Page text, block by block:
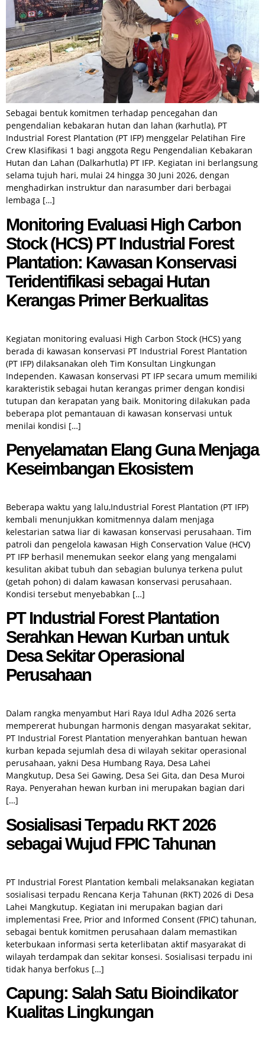
Sebagai bentuk komitmen terhadap pencegahan dan
pengendalian kebakaran hutan dan lahan (karhutla), PT
Industrial Forest Plantation (PT IFP) menggelar Pelatihan Fire
Crew Klasifikasi 1 bagi anggota Regu Pengendalian Kebakaran
Hutan dan Lahan (Dalkarhutla) PT IFP. Kegiatan ini berlangsung
selama tujuh hari, mulai 24 hingga 30 Juni 2026, dengan
menghadirkan instruktur dan narasumber dari berbagai
lembaga […]
Monitoring Evaluasi High Carbon
Stock (HCS) PT Industrial Forest
Plantation: Kawasan Konservasi
Teridentifikasi sebagai Hutan
Kerangas Primer Berkualitas
Kegiatan monitoring evaluasi High Carbon Stock (HCS) yang
berada di kawasan konservasi PT Industrial Forest Plantation
(PT IFP) dilaksanakan oleh Tim Konsultan Lingkungan
Independen. Kawasan konservasi PT IFP secara umum memiliki
karakteristik sebagai hutan kerangas primer dengan kondisi
tutupan dan kerapatan yang baik. Monitoring dilakukan pada
beberapa plot pemantauan di kawasan konservasi untuk
menilai kondisi […]
Penyelamatan Elang Guna Menjaga
Keseimbangan Ekosistem
Beberapa waktu yang lalu,Industrial Forest Plantation (PT IFP)
kembali menunjukkan komitmennya dalam menjaga
kelestarian satwa liar di kawasan konservasi perusahaan. Tim
patroli dan pengelola kawasan High Conservation Value (HCV)
PT IFP berhasil menemukan seekor elang yang mengalami
kesulitan akibat tubuh dan sebagian bulunya terkena pulut
(getah pohon) di dalam kawasan konservasi perusahaan.
Kondisi tersebut menyebabkan […]
PT Industrial Forest Plantation
Serahkan Hewan Kurban untuk
Desa Sekitar Operasional
Perusahaan
Dalam rangka menyambut Hari Raya Idul Adha 2026 serta
mempererat hubungan harmonis dengan masyarakat sekitar,
PT Industrial Forest Plantation menyerahkan bantuan hewan
kurban kepada sejumlah desa di wilayah sekitar operasional
perusahaan, yakni Desa Humbang Raya, Desa Lahei
Mangkutup, Desa Sei Gawing, Desa Sei Gita, dan Desa Muroi
Raya. Penyerahan hewan kurban ini merupakan bagian dari
[…]
Sosialisasi Terpadu RKT 2026
sebagai Wujud FPIC Tahunan
PT Industrial Forest Plantation kembali melaksanakan kegiatan
sosialisasi terpadu Rencana Kerja Tahunan (RKT) 2026 di Desa
Lahei Mangkutup. Kegiatan ini merupakan bagian dari
implementasi Free, Prior and Informed Consent (FPIC) tahunan,
sebagai bentuk komitmen perusahaan dalam memastikan
keterbukaan informasi serta keterlibatan aktif masyarakat di
wilayah terdampak dan sekitar konsesi. Sosialisasi terpadu ini
tidak hanya berfokus […]
Capung: Salah Satu Bioindikator
Kualitas Lingkungan